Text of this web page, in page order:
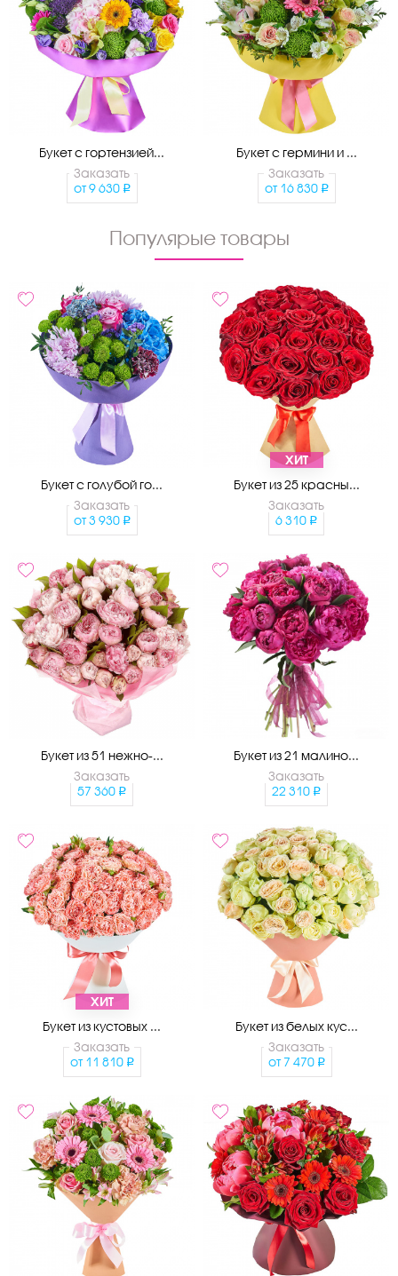
Букет с гортензией...
Заказать
от 9 630
Букет с гермини и ...
Заказать
от 16 830
Популярые товары
Букет с голубой го...
Заказать
от 3 930
ХИТ
Букет из 25 красны...
Заказать
6 310
Букет из 51 нежно-...
Заказать
57 360
Букет из 21 малино...
Заказать
22 310
ХИТ
Букет из кустовых ...
Заказать
от 11 810
Букет из белых кус...
Заказать
от 7 470